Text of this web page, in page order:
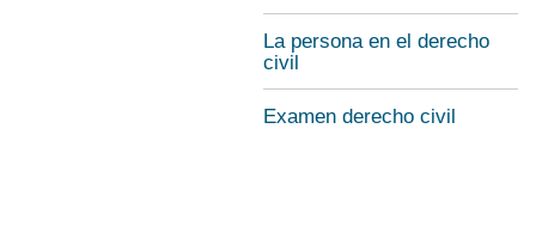
La persona en el derecho
civil
Examen derecho civil